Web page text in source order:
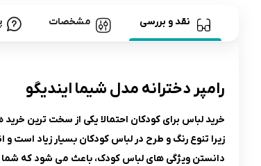
نقد و بررسی مشخصات
رامپر دخترانه مدل شیما ایندیگو
خرید لباس برای کودکان احتمالا یکی از سخت ترین
زیرا تنوع رنگ و طرح در لباس کودکان بسیار زیاد است
دانستن ویژگی های لباس کودک، باعث می شود که شما